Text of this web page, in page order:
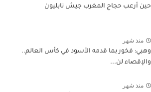
حين أرعب حجاج المغرب جيش نابليون
منذ شهر
وهبي: فخور بما قدمه الأسود في كأس العالم..
والإقصاء لن...
منذ شهر